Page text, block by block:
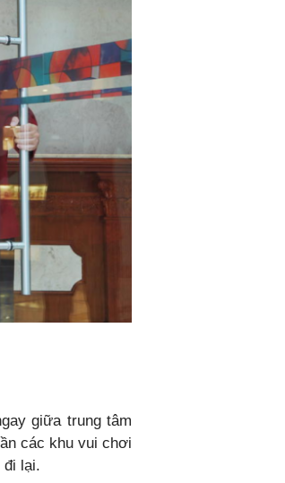
giữa trung tâm
các khu vui chơi
đi lại.